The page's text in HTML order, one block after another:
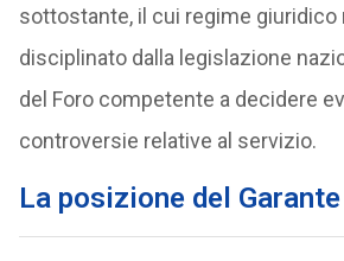
sottostante, il cui regime giuridico
disciplinato dalla legislazione
del Foro competente a decidere
controversie relative al servizio.
La posizione del Garante